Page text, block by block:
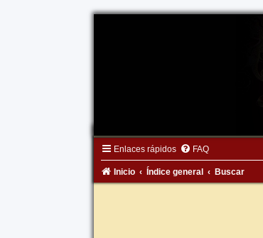
Enlaces rápidos FAQ
Inicio Índice general Buscar